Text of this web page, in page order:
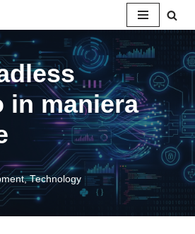
in maniera
,Technology